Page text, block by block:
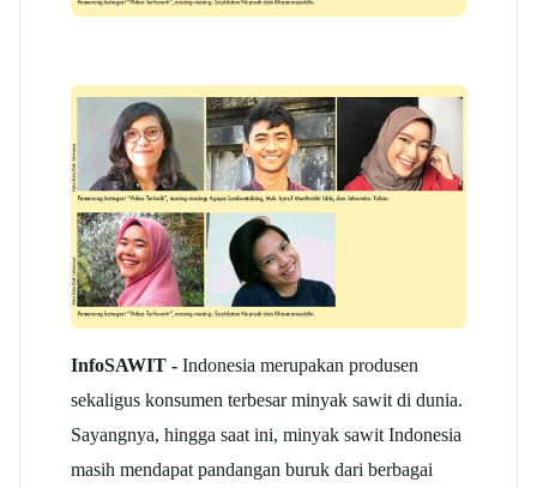
InfoSAWIT - Indonesia merupakan produsen
sekaligus konsumen terbesar minyak sawit di dunia.
Sayangnya, hingga saat ini, minyak sawit Indonesia
masih mendapat pandangan buruk dari berbagai